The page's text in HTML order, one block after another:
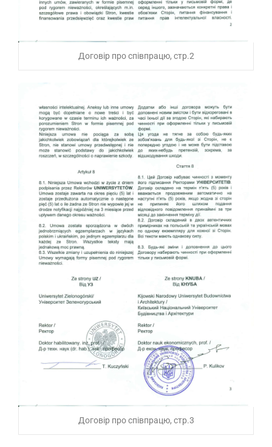
Договір про співпрацю, стр.2
Договір про співпрацю, стр.3